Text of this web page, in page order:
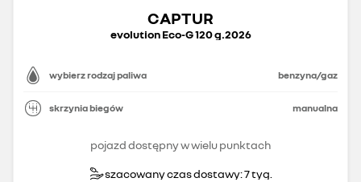
CAPTUR
evolution Eco-G 120 g.2026
wybierz rodzaj paliwa benzyna/gaz
skrzynia biegów manualna
pojazd dostępny w wielu punktach
szacowany czas dostawy: 7 tyg.